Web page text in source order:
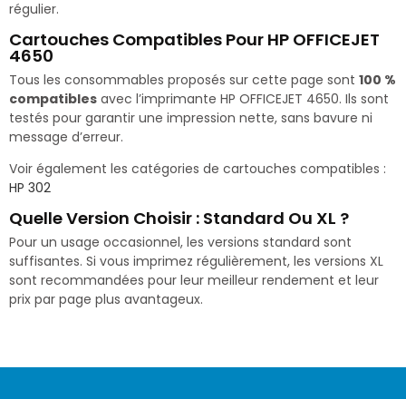
régulier.
Cartouches Compatibles Pour HP OFFICEJET
4650
Tous les consommables proposés sur cette page sont 100 %
compatibles avec l’imprimante HP OFFICEJET 4650. Ils sont
testés pour garantir une impression nette, sans bavure ni
message d’erreur.
Voir également les catégories de cartouches compatibles :
HP 302
Quelle Version Choisir : Standard Ou XL ?
Pour un usage occasionnel, les versions standard sont
suffisantes. Si vous imprimez régulièrement, les versions XL
sont recommandées pour leur meilleur rendement et leur
prix par page plus avantageux.